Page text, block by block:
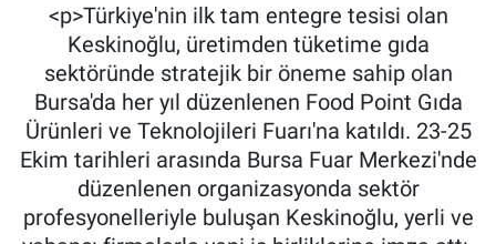
<p>Türkiye'nin ilk tam entegre tesisi olan
Keskinoğlu, üretimden tüketime gıda
sektöründe stratejik bir öneme sahip olan
Bursa'da her yıl düzenlenen Food Point Gıda
Ürünleri ve Teknolojileri Fuarı'na katıldı. 23-25
Ekim tarihleri arasında Bursa Fuar Merkezi'nde
düzenlenen organizasyonda sektör
profesyonelleriyle buluşan Keskinoğlu, yerli ve
SAĞLIK
ASTROLOJİ
BLOG
Son Dakika Haberleri
Haber Arşivi